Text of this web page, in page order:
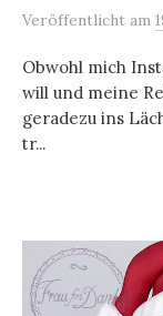
Veröffentlicht am
Obwohl mich
will und meine
geradezu ins
tr...